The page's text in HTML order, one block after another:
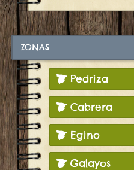
ZONAS
Pedriza
Cabrera
Egino
Galayos